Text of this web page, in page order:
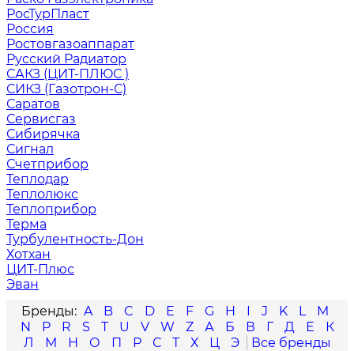
РосТурПласт
Россия
Ростовгазоаппарат
Русский Радиатор
САКЗ (ЦИТ-ПЛЮС )
СИКЗ (Газотрон-С)
Саратов
Сервисгаз
Сибирячка
Сигнал
Счетприбор
Теплодар
Теплолюкс
Теплоприбор
Терма
Турбулентность-Дон
Хотхан
ЦИТ-Плюс
Эван
A
B C D E F G H I J K L
M
N
P R S T U V W Z А Б В Г Д Е
К
Л
М Н О П Р С Т Х Ц Э